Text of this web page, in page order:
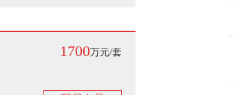
1700万元/套